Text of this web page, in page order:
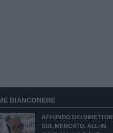
BIANCONERE
AFFONDO DEI DIRETTORI
SUL MERCATO. ALL-IN